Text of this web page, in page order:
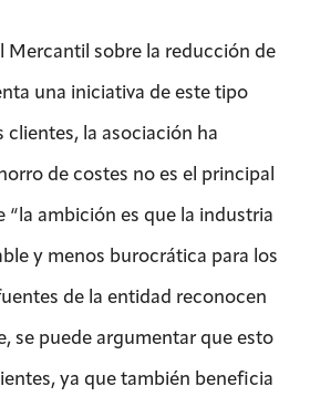
Mercantil sobre la reducción de
una iniciativa de este tipo
clientes, la asociación ha
de costes no es el principal
“la ambición es que la industria
y menos burocrática para los
de la entidad reconocen
se puede argumentar que esto
ya que también beneficia